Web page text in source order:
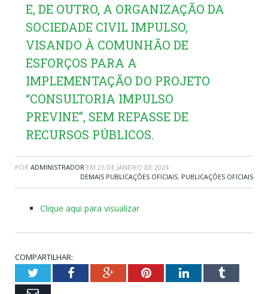
E, DE OUTRO, A ORGANIZAÇÃO DA
SOCIEDADE CIVIL IMPULSO,
VISANDO À COMUNHÃO DE
ESFORÇOS PARA A
IMPLEMENTAÇÃO DO PROJETO
“CONSULTORIA IMPULSO
PREVINE”, SEM REPASSE DE
RECURSOS PÚBLICOS.
POR ADMINISTRADOR EM 26 DE JANEIRO DE 2024
DEMAIS PUBLICAÇÕES OFICIAIS, PUBLICAÇÕES OFICIAIS
Clique aqui para visualizar
COMPARTILHAR:
TwitterFacebookGoogle+PinterestLinkedInTumblr